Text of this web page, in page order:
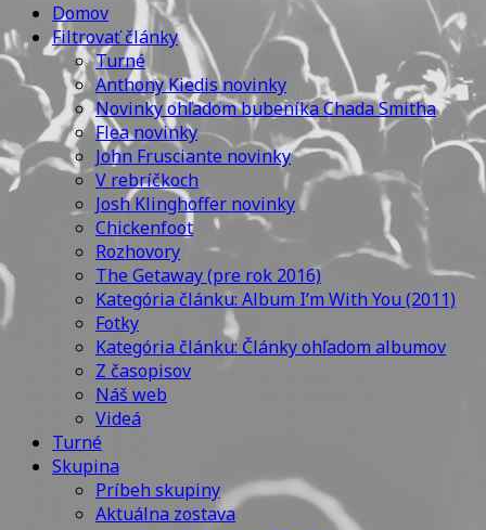
Domov
Filtrovať články
Turné
Anthony Kiedis novinky
Novinky ohľadom bubeníka Chada Smitha
Flea novinky
John Frusciante novinky
V rebríčkoch
Josh Klinghoffer novinky
Chickenfoot
Rozhovory
The Getaway (pre rok 2016)
Kategória článku: Album I’m With You (2011)
Fotky
Kategória článku: Články ohľadom albumov
Z časopisov
Náš web
Videá
Turné
Skupina
Príbeh skupiny
Aktuálna zostava